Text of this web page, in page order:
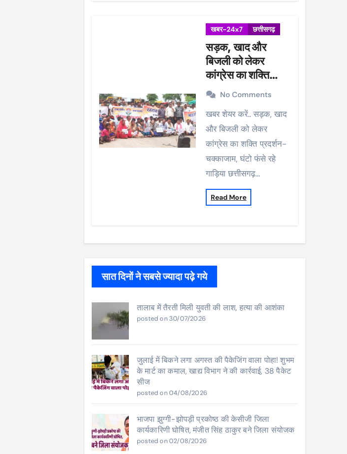
खबर-24x7 छत्तीसगढ़
सड़क, खाद और
बिजली को लेकर
कांग्रेस का शक्ति
प्रदर्शन-चक्काजाम,
घंटो फंसे रहे गाड़िया
No Comments
खबर शेयर करें.. सड़क, खाद
और बिजली को लेकर
कांग्रेस का शक्ति प्रदर्शन-
चक्काजाम, घंटो फंसे रहे
गाड़िया छत्तीसगढ़…
Read More
सात दिनों ने सबसे ज्यादा पढ़े गये
तालाब में तैरती मिली युवती की लाश, हत्या की आशंका
posted on 30/07/2026
जुलाई में बिकने लगा अगस्त की पैकेजिंग वाला पोहा! शुभम
के मार्ट का कमाल, खाद्य विभाग ने की कार्रवाई, 38 पैकेट
सीज
posted on 04/08/2026
भाजपा झुग्गी-झोपड़ी प्रकोष्ठ की केसीजी जिला
कार्यकारिणी घोषित, मंजीत सिंह ठाकुर बने जिला संयोजक
posted on 02/08/2026